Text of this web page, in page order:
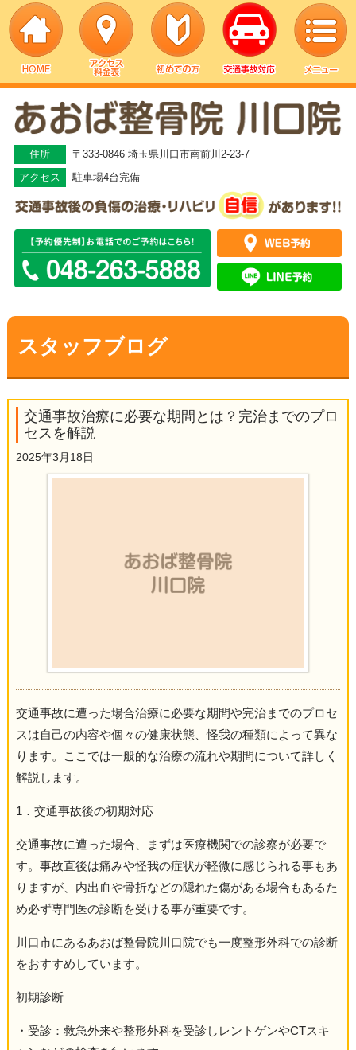
▼
▼
▼
▼
住所
〒333-0846 埼玉県川口市南前川2-23-7
アクセス
駐車場4台完備
スタッフブログ
交通事故治療に必要な期間とは？完治までのプロ
セスを解説
2025年3月18日
交通事故に遭った場合治療に必要な期間や完治までのプロセ
スは自己の内容や個々の健康状態、怪我の種類によって異な
ります。ここでは一般的な治療の流れや期間について詳しく
解説します。
1．交通事故後の初期対応
交通事故に遭った場合、まずは医療機関での診察が必要で
す。事故直後は痛みや怪我の症状が軽微に感じられる事もあ
りますが、内出血や骨折などの隠れた傷がある場合もあるた
め必ず専門医の診断を受ける事が重要です。
川口市にあるあおば整骨院川口院でも一度整形外科での診断
をおすすめしています。
初期診断
・受診：救急外来や整形外科を受診しレントゲンやCTスキ